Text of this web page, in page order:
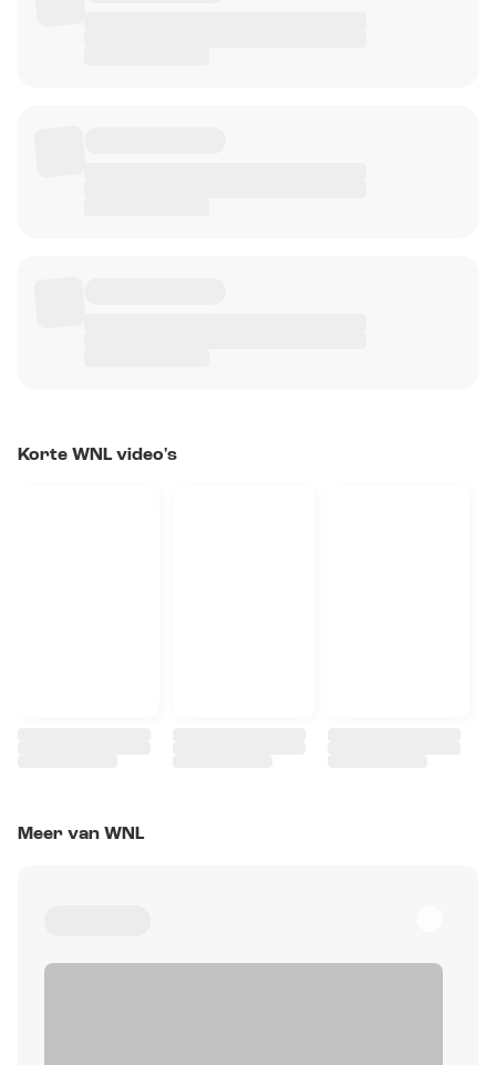
Korte WNL video's
Meer van WNL